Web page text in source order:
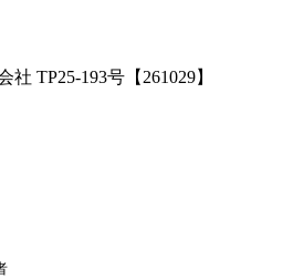
TP25-193号【261029】